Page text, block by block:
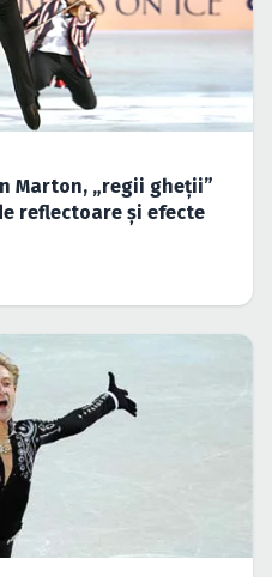
Marton, „regii gheţii”
reflectoare şi efecte